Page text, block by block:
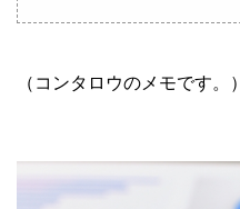
（コンタロウのメモです。）